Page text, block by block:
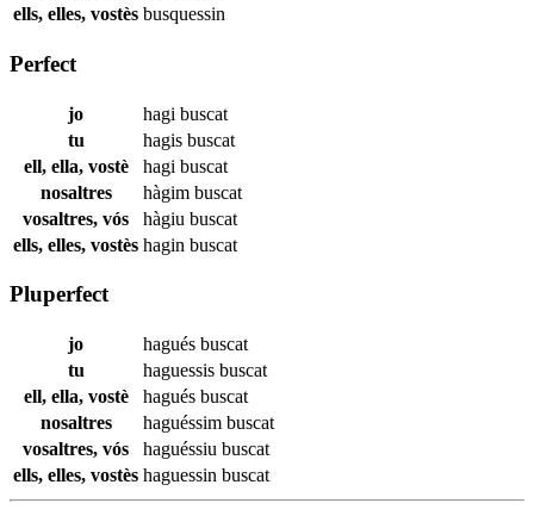
ells, elles, vostès busquessin
Perfect
jo hagi buscat
tu
hagis buscat
ell, ella, vostè
hagi buscat
nosaltres
hàgim buscat
vosaltres, vós
hàgiu buscat
ells, elles, vostès hagin buscat
Pluperfect
jo hagués buscat
tu
haguessis buscat
ell, ella, vostè
hagués buscat
nosaltres
haguéssim buscat
vosaltres, vós
haguéssiu buscat
ells, elles, vostès haguessin buscat